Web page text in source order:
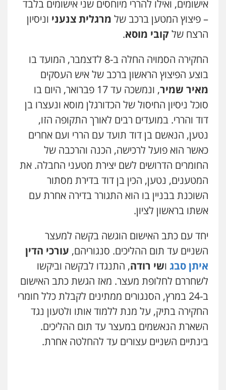
אישומים, ואילו להררי מיוחסים שני אישומים בלבד
– פיצוץ המטען ברכב של מרגלית צנעני וניסיון
הרצח שלקובי מוסא.
החקירה הסמויה החלה ב-8 לדצמבר, המועד בו
בוצע הפיצוץ הראשון ברכב של איש העסקים
מאיר שמיר
, ונמשכה עד 17 פברואר, היום בו
סוכל ניסיון החיסול של הכדורגלן מוסא ונעצרו בן
דוד והררי. במועדים רבים לאורך התקופה הזו,
נטען, הנאשם בן דוד תועד עם הררי ועם אחרים
כאשר הוא פועל לרכישה, הכנה והרכבה של
החומרים הדרושים לשם יצירת מטעני החבלה. את
המטענים, נטען, הכין בן דוד בדירת מסתור
השוכנת בבניין בו הוא התגורר בדירה אחרת עם
אשתו בראשון לציון.
יחד עם כתב האישום הוגשה בקשה למעצר
השניים עד תום ההליכים. סנגוריהם, עורכי הדין
איתן סבג ושי רודה, התנגדו לבקשה וביקשו
לשחררם לחלופת מעצר. מאז הגשת כתב האישום
ב-24 במרץ, הסנגורים ממתינים לקבלת כלל חומרי
החקירה בתיק, על מנת ללמוד אותו ולטעון נגד
השארת הנאשמים במעצר עד תום ההליכים.
בינתיים השניים עצורים עד להחלטה אחרת.